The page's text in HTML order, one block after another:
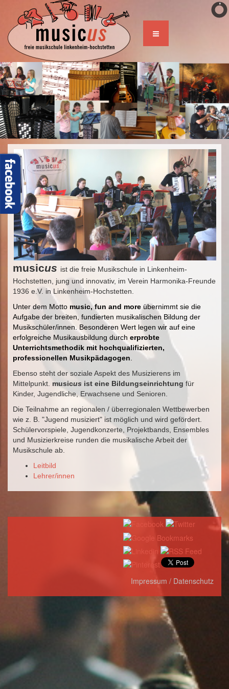
musicus ist die freie Musikschule in Linkenheim-
Hochstetten, jung und innovativ, im Verein Harmonika-Freunde
1936 e.V. in Linkenheim-Hochstetten.
Unter dem Motto music, fun and more übernimmt sie die
Aufgabe der breiten, fundierten musikalischen Bildung der
Musikschüler/innen. Besonderen Wert legen wir auf eine
erfolgreiche Musikausbildung durch erprobte
Unterrichtsmethodik mit hochqualifizierten,
professionellen Musikpädagogen
Ebenso steht der soziale Aspekt des Musizierens im
Mittelpunkt. musicus ist eine Bildungseinrichtung für
Kinder, Jugendliche, Erwachsene und Senioren.
Die Teilnahme an regionalen / überregionalen Wettbewerben
wie z. B. "Jugend musiziert" ist möglich und wird gefördert.
Schülervorspiele, Jugendkonzerte, Projektbands, Ensembles
und Musizierkreise runden die musikalische Arbeit der
Musikschule ab.
Leitbild
Lehrer/innen
Impressum / Datenschutz